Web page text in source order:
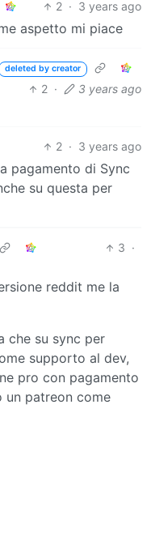
2 · 3 years ago
aspetto mi piace
deleted by creator
2 · 3 years ago
2 · 3 years ago
pagamento di Sync
su questa per
3 ·
reddit me la
che su sync per
supporto al dev,
pro con pagamento
un patreon come